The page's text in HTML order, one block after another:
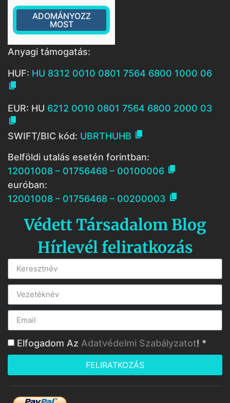
ADOMÁNYOZZ
MOST
Anyagi támogatás:
HUF: HU 8312 0010 0801 7564 6800 1000 06

EUR: HU 6212 0010 0801 7564 6800 2000 03

SWIFT/BIC kód: UBRTHUHB 
Belföldi utalás esetén forintban:
12001008 – 01756468 – 00100006 
euróban:
12001008 – 01756468 – 00200003 
Védett Társadalom Blog
Hírlevél feliratkozás
Elfogadom Az Adatvédelmi Szabályzatot! *
FELIRATKOZÁS